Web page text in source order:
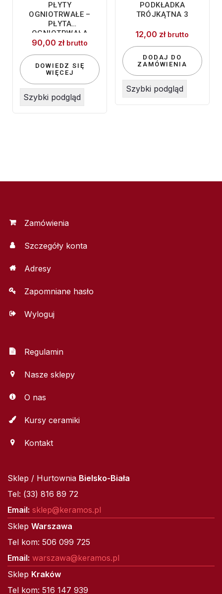
PŁYTY
OGNIOTRWAŁE –
PŁYTA
OGNIOTRWAŁA
250×250
90,00 zł brutto
DOWIEDZ SIĘ
WIĘCEJ
Szybki podgląd
PODKŁADKA
TRÓJKĄTNA 3
12,00 zł brutto
DODAJ DO
ZAMÓWIENIA
Szybki podgląd
Zamówienia
Szczegóły konta
Adresy
Zapomniane hasło
Wyloguj
Regulamin
Nasze sklepy
O nas
Kursy ceramiki
Kontakt
Sklep / Hurtownia Bielsko-Biała
Tel: (33) 816 89 72
Email: sklep@keramos.pl
Sklep Warszawa
Tel kom: 506 099 725
Email: warszawa@keramos.pl
Sklep Kraków
Tel kom: 516 147 939